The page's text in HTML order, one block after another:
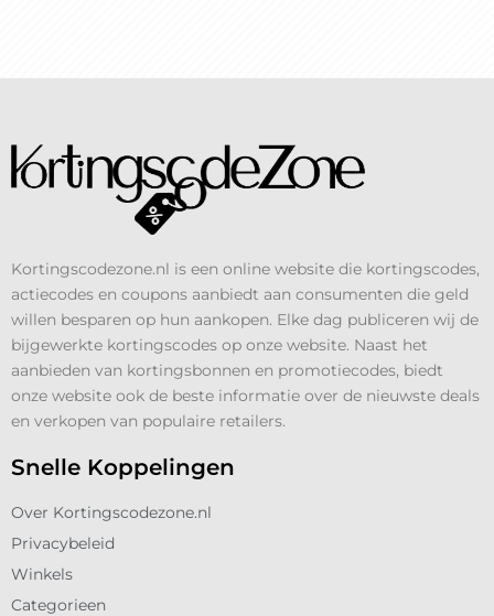
Kortingscodezone.nl is een online website die kortingscodes,
actiecodes en coupons aanbiedt aan consumenten die geld
willen besparen op hun aankopen. Elke dag publiceren wij de
bijgewerkte kortingscodes op onze website. Naast het
aanbieden van kortingsbonnen en promotiecodes, biedt
onze website ook de beste informatie over de nieuwste deals
en verkopen van populaire retailers.
Snelle Koppelingen
Over Kortingscodezone.nl
Privacybeleid
Winkels
Categorieen